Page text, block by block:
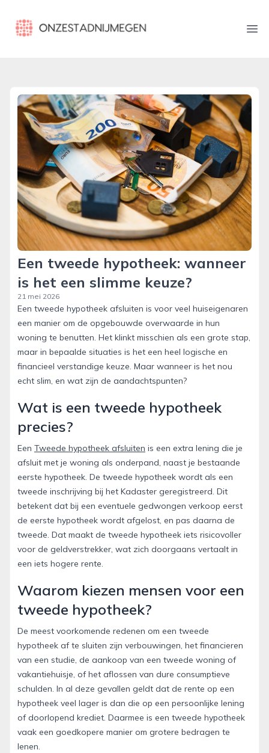
onzestadnijmegen.nl
Een tweede hypotheek: wanneer
is het een slimme keuze?
21 mei 2026
Een tweede hypotheek afsluiten is voor veel huiseigenaren
een manier om de opgebouwde overwaarde in hun
woning te benutten. Het klinkt misschien als een grote stap,
maar in bepaalde situaties is het een heel logische en
financieel verstandige keuze. Maar wanneer is het nou
echt slim, en wat zijn de aandachtspunten?
Wat is een tweede hypotheek
precies?
Een Tweede hypotheek afsluiten is een extra lening die je
afsluit met je woning als onderpand, naast je bestaande
eerste hypotheek. De tweede hypotheek wordt als een
tweede inschrijving bij het Kadaster geregistreerd. Dit
betekent dat bij een eventuele gedwongen verkoop eerst
de eerste hypotheek wordt afgelost, en pas daarna de
tweede. Dat maakt de tweede hypotheek iets risicovoller
voor de geldverstrekker, wat zich doorgaans vertaalt in
een iets hogere rente.
Waarom kiezen mensen voor een
tweede hypotheek?
De meest voorkomende redenen om een tweede
hypotheek af te sluiten zijn verbouwingen, het financieren
van een studie, de aankoop van een tweede woning of
vakantiehuisje, of het aflossen van dure consumptieve
schulden. In al deze gevallen geldt dat de rente op een
hypotheek veel lager is dan die op een persoonlijke lening
of doorlopend krediet. Daarmee is een tweede hypotheek
vaak een goedkopere manier om grotere bedragen te
lenen.